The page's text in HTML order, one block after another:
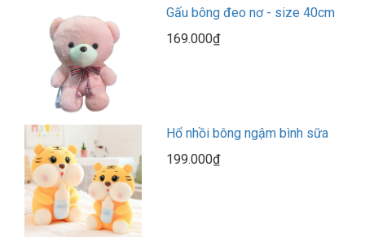
Gấu bông đeo nơ - size 40cm
169.000₫
Hổ nhồi bông ngậm bình sữa
199.000₫